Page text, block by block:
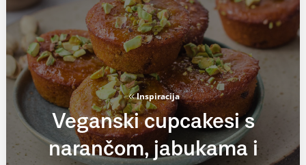
Inspiracija
Veganski cupcakesi s
narančom, jabukama i